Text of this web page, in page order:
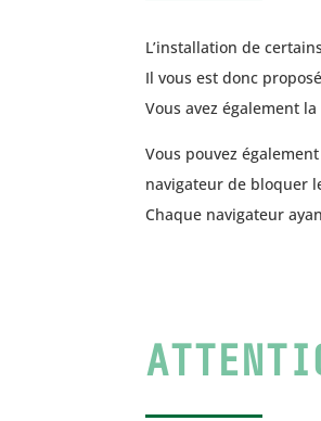
L’installation de
Il vous est donc
Vous avez également
Vous pouvez
navigateur de bloquer
Chaque navigateur